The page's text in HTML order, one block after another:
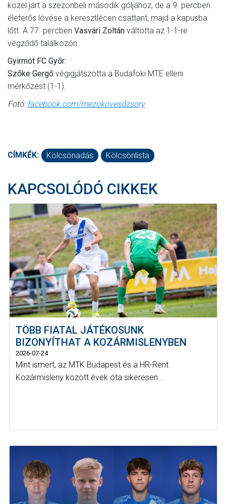
közel járt a szezonbeli második góljához, de a 9. percben
életerős lövése a keresztlécen csattant, majd a kapusba
lőtt. A 77. percben Vasvári Zoltán váltotta az 1-1-re
végződő találkozón.
Gyirmót FC Győr:
Szőke Gergő végigjátszotta a Budafoki MTE elleni
mérkőzést (1-1).
Fotó: facebook.com/mezokovesdzsory
CÍMKÉK: Kölcsönadás Kölcsönlista
KAPCSOLÓDÓ CIKKEK
TÖBB FIATAL JÁTÉKOSUNK
BIZONYÍTHAT A KOZÁRMISLENYBEN
2026-07-24
Mint ismert, az MTK Budapest és a HR-Rent
Kozármisleny között évek óta sikeresen...